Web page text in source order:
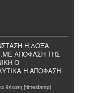
Η ΔΟΞΑ
ΑΠΟΦΑΣΗ ΤΗΣ
Ο
Η ΑΠΟΦΑΣΗ
θέαση [timestamp]